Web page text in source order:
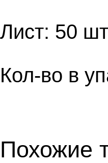
Лист: 50
Кол-во в
Похожие